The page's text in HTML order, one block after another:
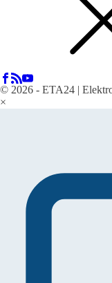
© 2026 - ETA24 |
×